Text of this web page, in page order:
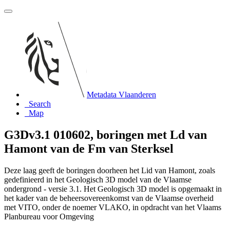
Metadata Vlaanderen
Search
Map
G3Dv3.1 010602, boringen met Ld van
Hamont van de Fm van Sterksel
Deze laag geeft de boringen doorheen het Lid van Hamont, zoals
gedefinieerd in het Geologisch 3D model van de Vlaamse
ondergrond - versie 3.1. Het Geologisch 3D model is opgemaakt in
het kader van de beheersovereenkomst van de Vlaamse overheid
met VITO, onder de noemer VLAKO, in opdracht van het Vlaams
Planbureau voor Omgeving